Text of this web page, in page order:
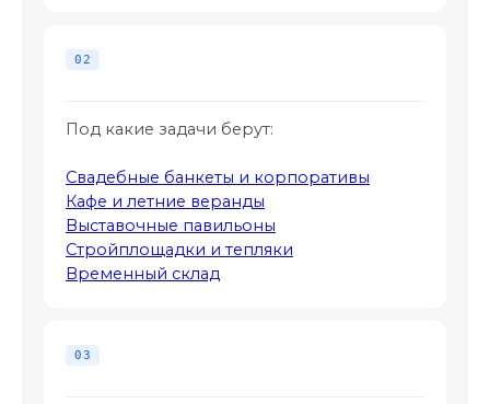
Под какие задачи берут:
Свадебные банкеты и корпоративы
Кафе и летние веранды
Выставочные павильоны
Стройплощадки и тепляки
Временный склад